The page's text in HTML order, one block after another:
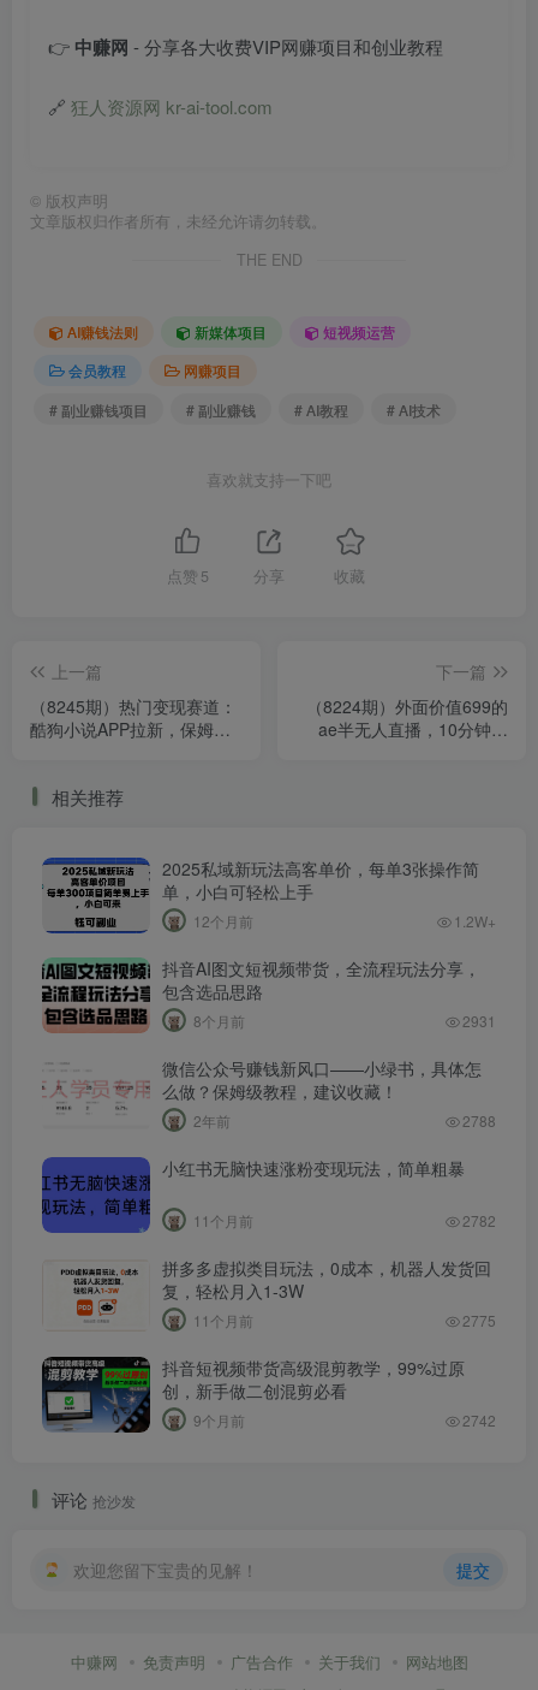
👉 中赚网 - 分享各大收费VIP网赚项目和创业教程
🔗 狂人资源网 kr-ai-tool.com
© 版权声明
文章版权归作者所有，未经允许请勿转载。
THE END
AI赚钱法则 新媒体项目
短视频运营
会员教程
网赚项目
# 副业赚钱项目
# 副业赚钱 # AI教程 # AI技术
喜欢就支持一下吧
点赞 5 分享 收藏
上一篇
（8245期）热门变现赛道：
酷狗小说APP拉新，保姆级
下一篇
（8224期）外面价值699的
ae半无人直播，10分钟学
相关推荐
2025私域新玩法高客单价，每单3张操作简
单，小白可轻松上手
12个月前 1.2W+
抖音AI图文短视频带货，全流程玩法分享，
包含选品思路
8个月前 2931
微信公众号赚钱新风口——小绿书，具体怎
么做？保姆级教程，建议收藏！
2年前 2788
小红书无脑快速涨粉变现玩法，简单粗暴
11个月前 2782
拼多多虚拟类目玩法，0成本，机器人发货回
复，轻松月入1-3W
11个月前 2775
抖音短视频带货高级混剪教学，99%过原
创，新手做二创混剪必看
9个月前 2742
评论 抢沙发
欢迎您留下宝贵的见解！ 提交
中赚网 免责声明 广告合作 关于我们 网站地图